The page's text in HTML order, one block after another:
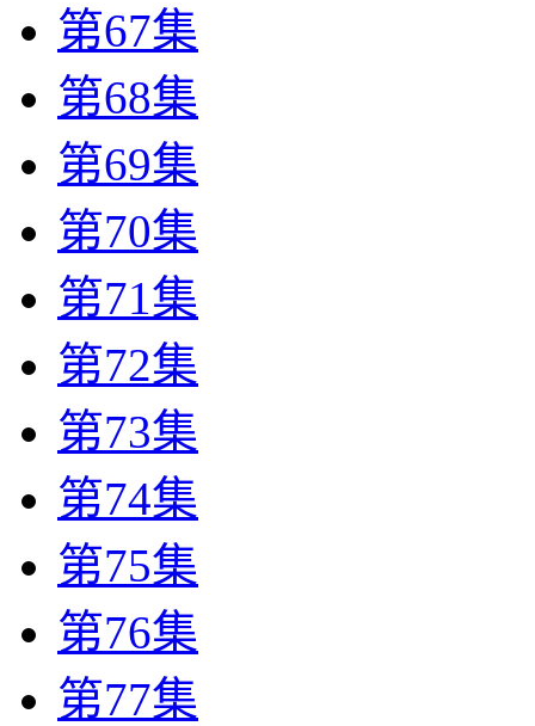
第67集
第68集
第69集
第70集
第71集
第72集
第73集
第74集
第75集
第76集
第77集